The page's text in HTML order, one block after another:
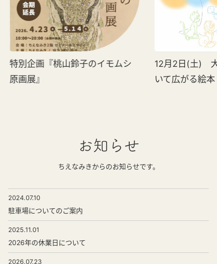
特別企画『桃山鈴子のイモムシ
原画展』
12月2日(土)
いて広がる絵本
お知らせ
ちえなみきからのお知らせです。
2024.07.10
駐車場についてのご案内
2025.11.01
2026年の休業日について
2026.07.23